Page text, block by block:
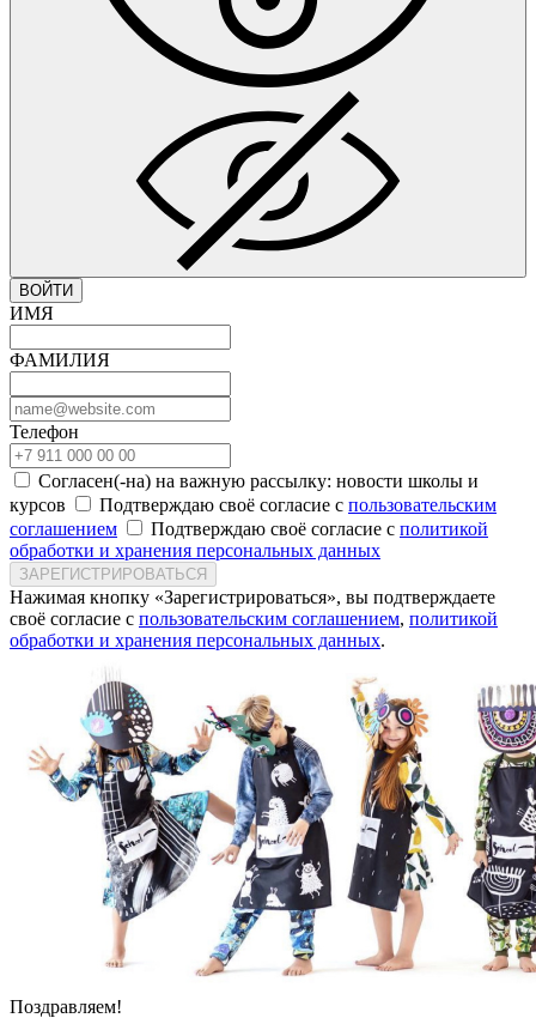
ВОЙТИ
ИМЯ
ФАМИЛИЯ
Телефон
Согласен(-на) на важную рассылку: новости школы и
курсов
Подтверждаю своё согласие с пользовательским
соглашением
Подтверждаю своё согласие с политикой
обработки и хранения персональных данных
ЗАРЕГИСТРИРОВАТЬСЯ
Нажимая кнопку «Зарегистрироваться», вы подтверждаете
своё согласие с пользовательским соглашением, политикой
обработки и хранения персональных данных.
Поздравляем!